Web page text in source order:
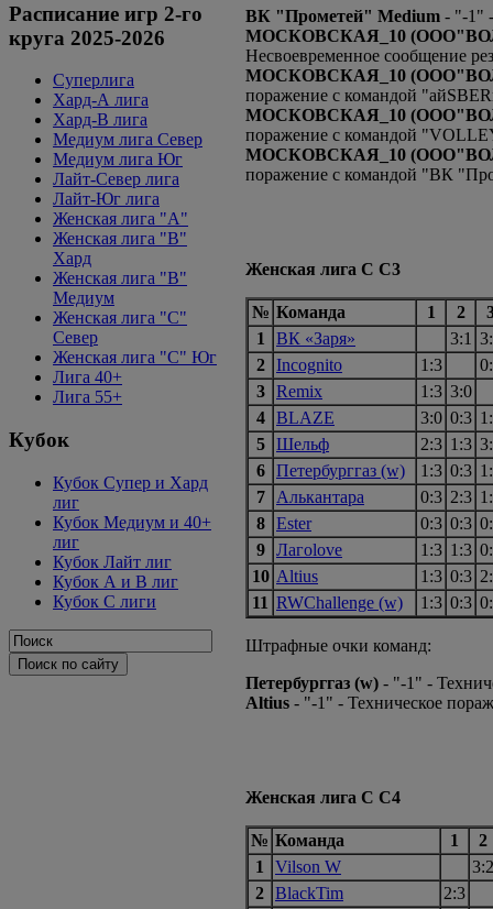
Расписание игр 2-го
круга 2025-2026
Суперлига
Хард-А лига
Хард-В лига
Медиум лига Север
Медиум лига Юг
Лайт-Север лига
Лайт-Юг лига
Женская лига "А"
Женская лига "В"
Хард
Женская лига "В"
Медиум
Женская лига "C"
Север
Женская лига "C" Юг
Лига 40+
Лига 55+
Кубок
Кубок Супер и Хард
лиг
Кубок Медиум и 40+
лиг
Кубок Лайт лиг
Кубок А и В лиг
Кубок С лиги
ВК "Прометей" Medium - "-1"
МОСКОВСКАЯ_10
Несвоевременное сообщение
МОСКОВСКАЯ_10
поражение с командой
МОСКОВСКАЯ_10
поражение с командой
МОСКОВСКАЯ_10
поражение с командой "ВК
Женская лига С С3
№ Команда 1 2
1
ВК «Заря» 3:1
2
Incognito 1:3
3
Remix 1:3 3:0
4
BLAZE 3:0 0:3
5
Шельф 2:3 1:3
6
Петербурггаз (w) 1:3 0:3
7
Алькантара 0:3 2:3
8
Ester 0:3 0:3
9
Лагоlove 1:3 1:3
10 Altius 1:3 0:3
11 RWChallenge (w) 1:3 0:3
Штрафные очки команд:
Петербурггаз (w) - "-1" -
Altius - "-1" - Техническое
Женская лига С С4
№ Команда 1
2
1
Vilson W
3:2
2 BlackTim
2:3